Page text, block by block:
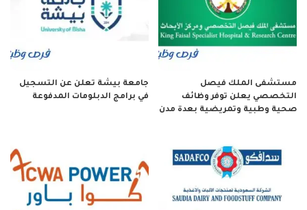
مستشفى الملك فيصل
التخصصي يعلن توفر وظائف
صحية وطبية وتمريضية بعدة مدن
جامعة بيشة تعلن عن التسجيل
في برامج الدبلومات المدفوعة